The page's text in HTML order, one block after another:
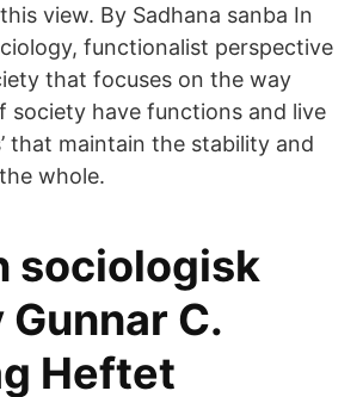
view. By Sadhana sanba In
functionalist perspective
that focuses on the way
society have functions and live
that maintain the stability and
whole.
sociologisk
C.
Heftet